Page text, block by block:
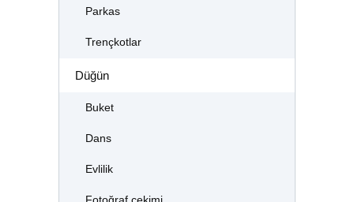
Parkas
Trençkotlar
Düğün
Buket
Dans
Evlilik